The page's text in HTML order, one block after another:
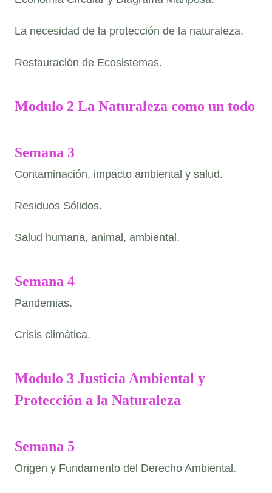
La necesidad de la protección de la naturaleza.
Restauración de Ecosistemas.
Modulo 2 La Naturaleza como un todo
Semana 3
Contaminación, impacto ambiental y salud.
Residuos Sólidos.
Salud humana, animal, ambiental.
Semana 4
Pandemias.
Crisis climática.
Modulo 3 Justicia Ambiental y
Protección a la Naturaleza
Semana 5
Origen y Fundamento del Derecho Ambiental.